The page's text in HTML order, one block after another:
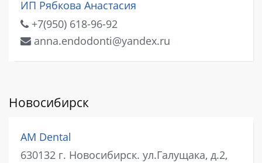
ИП Рябкова Анастасия
+7(950) 618-96-92
anna.endodonti@yandex.ru
Новосибирск
AM Dental
630132 г. Новосибирск. ул.Галущака, д.2,